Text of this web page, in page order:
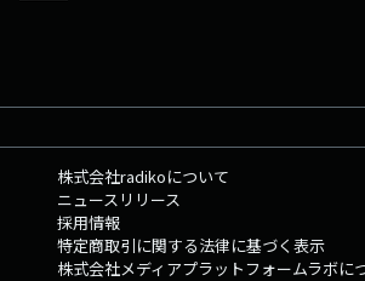
株式会社radikoについて
ニュースリリース
採用情報
特定商取引に関する法律に基づく表示
株式会社メディアプラットフォームラボに